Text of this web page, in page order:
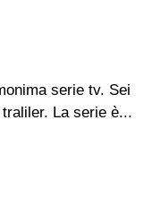
serie tv. Sei
La serie è...